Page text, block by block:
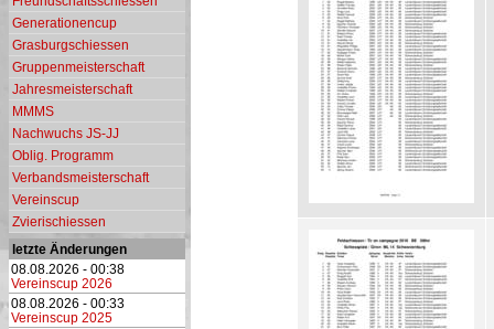
Generationencup
Grasburgschiessen
Gruppenmeisterschaft
Jahresmeisterschaft
MMMS
Nachwuchs JS-JJ
Oblig. Programm
Verbandsmeisterschaft
Vereinscup
Zvierischiessen
letzte Änderungen
08.08.2026 - 00:38
Vereinscup 2026
08.08.2026 - 00:33
Vereinscup 2025